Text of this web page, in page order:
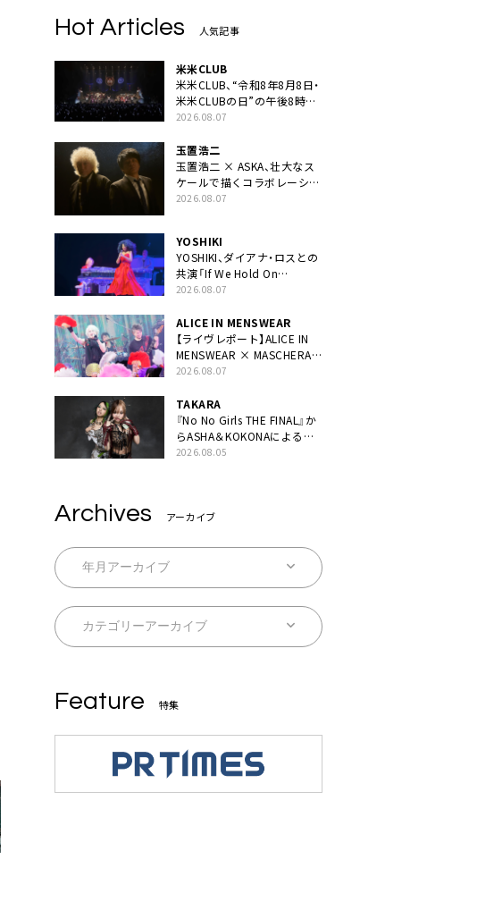
Hot Articles 人気記事
米米CLUB
米米CLUB、“令和8年8月8日・
米米CLUBの日”の午後8時に
40周年ライブより「FANtachy
2026.08.07
玉置浩二
玉置浩二 × ASKA、壮大なス
ケールで描くコラボレーショ
ン曲「音銀河」リリース決定。
2026.08.07
YOSHIKI
YOSHIKI、ダイアナ・ロスとの
共演「If We Hold On
Together」ライブ映像公開
2026.08.07
ALICE IN MENSWEAR
【ライヴレポート】ALICE IN
MENSWEAR × MASCHERA、
ツーマン＜Masquerade in
華共演と14年ぶり帰還「数奇
な運命を感じます」
2026.08.07
TAKARA
『No No Girls THE FINAL』か
らASHA＆KOKONAによるユ
ニット・TAKARAがデビュー
2026.08.05
Archives アーカイブ
Feature 特集